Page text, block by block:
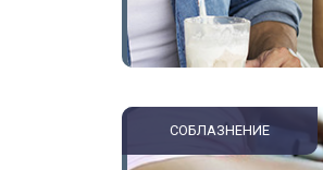
СОБЛАЗНЕНИЕ